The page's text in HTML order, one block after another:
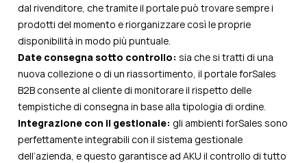
dal rivenditore, che tramite il portale può trovare sempre i
prodotti del momento e riorganizzare così le proprie
disponibilità in modo più puntuale.
Date consegna sotto controllo: sia che si tratti di una
nuova collezione o di un riassortimento, il portale forSales
B2B consente al cliente di monitorare il rispetto delle
tempistiche di consegna in base alla tipologia di ordine.
Integrazione con il gestionale: gli ambienti forSales sono
perfettamente integrabili con il sistema gestionale
dell’azienda, e questo garantisce ad AKU il controllo di tutto